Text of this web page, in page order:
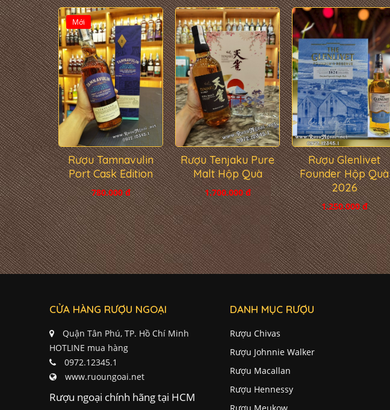
Mới
Rượu Tamnavulin
Port Cask Edition
780.000 đ
Rượu Tenjaku Pure
Malt Hộp Quà
1.700.000 đ
Rượu Glenlivet
Founder Hộp Quà
2026
1.250.000 đ
CỬA HÀNG RƯỢU NGOẠI
Quận Tân Phú, TP. Hồ Chí Minh
HOTLINE mua hàng
0972.12345.1
www.ruoungoai.net
Rượu ngoại chính hãng tại HCM
DANH MỤC RƯỢU
Rượu Chivas
Rượu Johnnie Walker
Rượu Macallan
Rượu Hennessy